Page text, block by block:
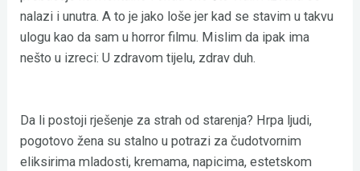
nalazi i unutra. A to je jako loše jer kad se stavim u takvu
ulogu kao da sam u horror filmu. Mislim da ipak ima
nešto u izreci: U zdravom tijelu, zdrav duh.
Da li postoji rješenje za strah od starenja? Hrpa ljudi,
pogotovo žena su stalno u potrazi za čudotvornim
eliksirima mladosti, kremama, napicima, estetskom